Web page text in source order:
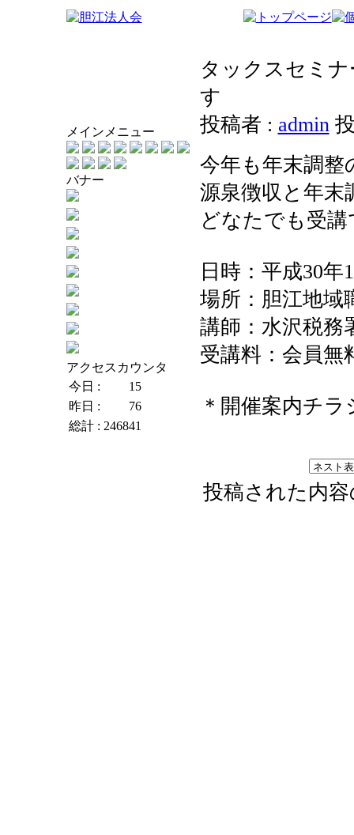
メインメニュー
バナー
アクセスカウンタ
今日 :
15
昨日 :
76
総計 : 246841
タックスセミ
す
投稿者 : admin
今年も年末調整
源泉徴収と年末
どなたでも受
日時：平成30年
場所：胆江地域
講師：水沢税務
受講料：会員
＊開催案内チラ
投稿された内